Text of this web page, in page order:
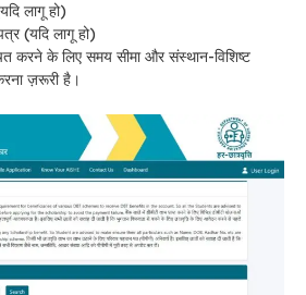
लागू हो)
(यदि लागू हो)
करने के लिए समय सीमा और संस्थान-विशिष्ट
ज़रूरी है।